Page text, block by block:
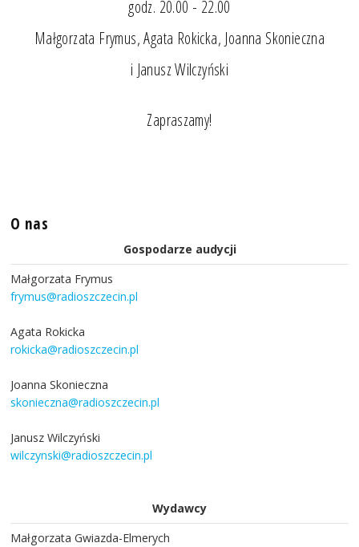
godz. 20.00 - 22.00
Małgorzata Frymus, Agata Rokicka, Joanna Skonieczna
i Janusz Wilczyński
Zapraszamy!
O nas
Gospodarze audycji
Małgorzata Frymus
frymus@radioszczecin.pl
Agata Rokicka
rokicka@radioszczecin.pl
Joanna Skonieczna
skonieczna@radioszczecin.pl
Janusz Wilczyński
wilczynski@radioszczecin.pl
Wydawcy
Małgorzata Gwiazda-Elmerych